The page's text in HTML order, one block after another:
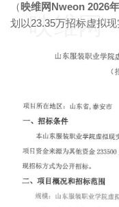
（映维网Nweon 2026
划以23.35万招标虚拟现
映维网